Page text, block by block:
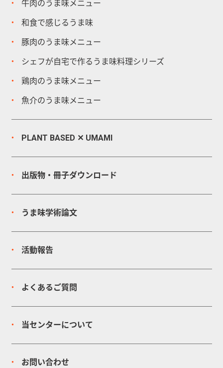
牛肉のうま味メニュー
和食で感じるうま味
豚肉のうま味メニュー
シェフが自宅で作るうま味料理シリーズ
鶏肉のうま味メニュー
魚介のうま味メニュー
PLANT BASED ✕ UMAMI
出版物・冊子ダウンロード
うま味学術論文
活動報告
よくあるご質問
当センターについて
お問い合わせ